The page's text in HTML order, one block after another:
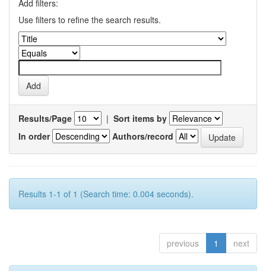
Add filters:
Use filters to refine the search results.
Results/Page | Sort items by
In order
Authors/record
Results 1-1 of 1 (Search time: 0.004 seconds).
previous 1 next